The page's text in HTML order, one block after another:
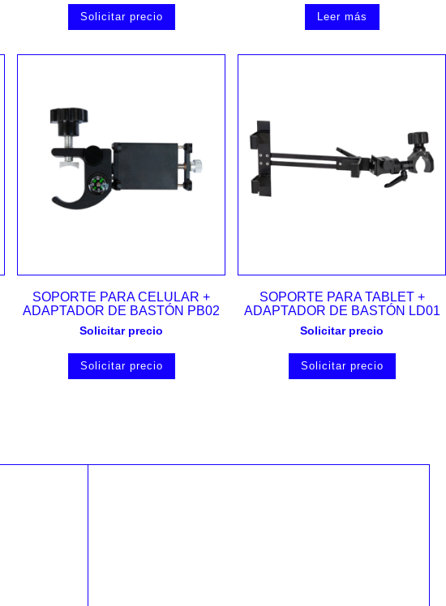
Solicitar precio Leer más
Vista rápida
SOPORTE PARA CELULAR +
ADAPTADOR DE BASTÓN PB02
Solicitar precio
Solicitar precio
Vista rápida
SOPORTE PARA TABLET +
ADAPTADOR DE BASTÓN LD01
Solicitar precio
Solicitar precio